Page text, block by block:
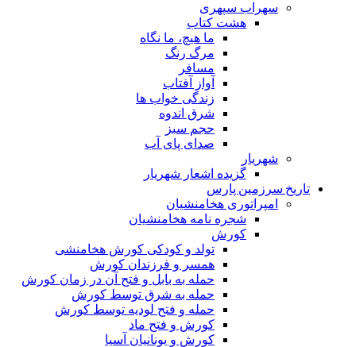
سهراب سپهری
هشت کتاب
ما هیچ، ما نگاه
مرگ رنگ
مسافر
آواز آفتاب
زندگی خواب ها
شرق اندوه
حجم سبز
صدای پای آب
شهریار
گزیده اشعار شهریار
تاریخ سرزمین پارس
امپراتوری هخامنشیان
شجره نامه هخامنشیان
کورش
تولد و کودکی کورش هخامنشی
همسر و فرزندان کورش
حمله به بابل و فتح آن در زمان کورش
حمله به شرق توسط کورش
حمله و فتح لودیه توسط کورش
کورش و فتح ماد
کورش و یونانیان آسیا